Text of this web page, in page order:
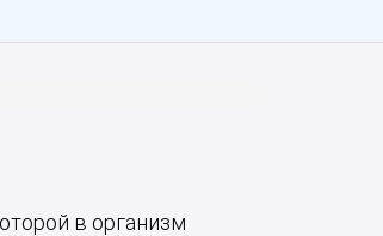
в организм